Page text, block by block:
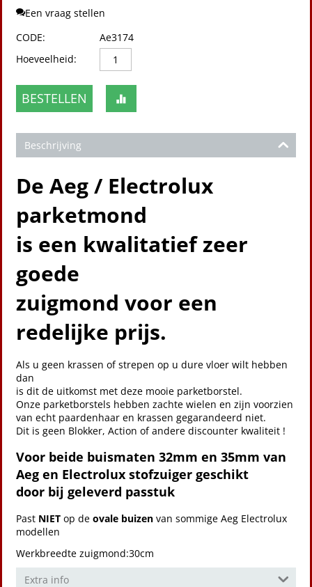
Een vraag stellen
CODE:
Ae3174
Hoeveelheid:
BESTELLEN
Beschrijving
De Aeg / Electrolux
parketmond
is een kwalitatief zeer
goede
zuigmond voor een
redelijke prijs.
Als u geen krassen of strepen op u dure vloer wilt hebben
dan
is dit de uitkomst met deze mooie parketborstel.
Onze parketborstels hebben zachte wielen en zijn voorzien
van echt paardenhaar en krassen gegarandeerd niet.
Dit is geen Blokker, Action of andere discounter kwaliteit !
Voor beide buismaten 32mm en 35mm van
Aeg en Electrolux stofzuiger geschikt
door bij geleverd passtuk
Past NIET op de ovale buizen van sommige Aeg Electrolux
modellen
Werkbreedte zuigmond:30cm
Extra info